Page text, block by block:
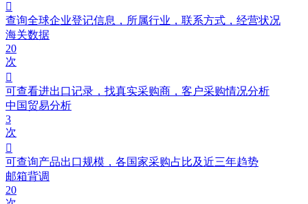

查询全球企业登记信息，所属行业，联系方式，经营状况
海关数据
20
次

可查看进出口记录，找真实采购商，客户采购情况分析
中国贸易分析
3
次

可查询产品出口规模，各国家采购占比及近三年趋势
邮箱背调
20